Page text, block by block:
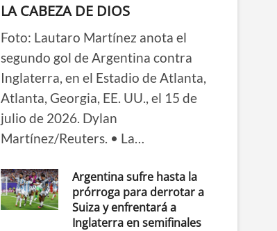
LA CABEZA DE DIOS
Foto: Lautaro Martínez anota el
segundo gol de Argentina contra
Inglaterra, en el Estadio de Atlanta,
Atlanta, Georgia, EE. UU., el 15 de
julio de 2026. Dylan
Martínez/Reuters. • La…
Argentina sufre hasta la
prórroga para derrotar a
Suiza y enfrentará a
Inglaterra en semifinales